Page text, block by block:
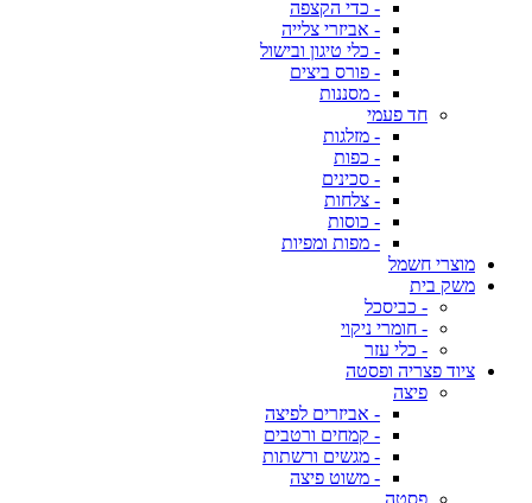
- כדי הקצפה
- אביזרי צלייה
- כלי טיגון ובישול
- פורס ביצים
- מסננות
חד פעמי
- מזלגות
- כפות
- סכינים
- צלחות
- כוסות
- מפות ומפיות
מוצרי חשמל
משק בית
- כביסכל
- חומרי ניקוי
- כלי עזר
ציוד פצריה ופסטה
פיצה
- אביזרים לפיצה
- קמחים ורטבים
- מגשים ורשתות
- משוט פיצה
פסטה